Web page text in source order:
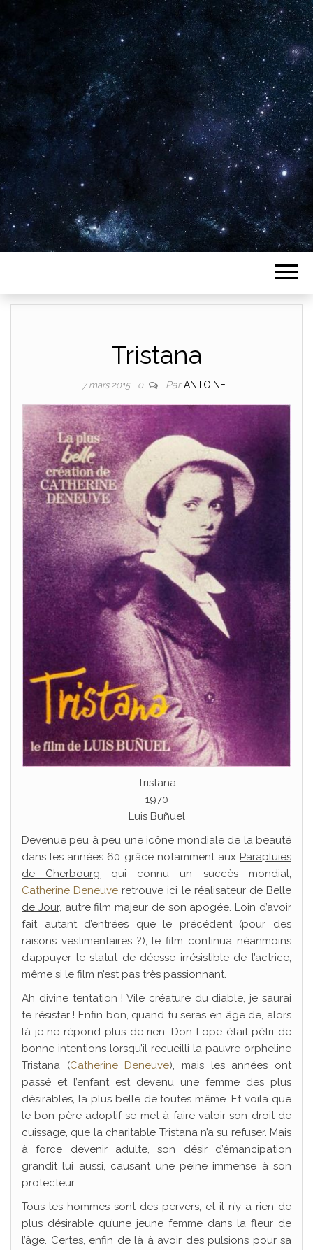
Plus de 2800 critiques de films
Tristana
7 mars 2015 0 ParANTOINE
Tristana
1970
Luis Buñuel
Devenue peu à peu une icône mondiale de la beauté
dans les années 60 grâce notamment aux Parapluies
de Cherbourg qui connu un succès mondial,
Catherine Deneuve retrouve ici le réalisateur de Belle
de Jour, autre film majeur de son apogée. Loin d’avoir
fait autant d’entrées que le précédent (pour des
raisons vestimentaires ?), le film continua néanmoins
d’appuyer le statut de déesse irrésistible de l’actrice,
même si le film n’est pas très passionnant.
Ah divine tentation ! Vile créature du diable, je saurai
te résister ! Enfin bon, quand tu seras en âge de, alors
là je ne répond plus de rien. Don Lope était pétri de
bonne intentions lorsqu’il recueilli la pauvre orpheline
Tristana (Catherine Deneuve), mais les années ont
passé et l’enfant est devenu une femme des plus
désirables, la plus belle de toutes même. Et voilà que
le bon père adoptif se met à faire valoir son droit de
cuissage, que la charitable Tristana n’a su refuser. Mais
à force devenir adulte, son désir d’émancipation
grandit lui aussi, causant une peine immense à son
protecteur.
Tous les hommes sont des pervers, et il n’y a rien de
plus désirable qu’une jeune femme dans la fleur de
l’âge. Certes, enfin de là à avoir des pulsions pour sa